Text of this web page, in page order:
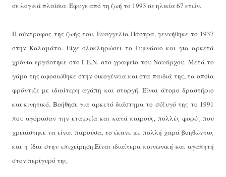
σε λογικά πλαίσια. Έφυγε από τη ζωή το 1993 σε ηλικία 67 ετών.
Η σύντροφος της ζωής του, Ευαγγελία Πάστρα, γεννήθηκε το 1937
στην Καλαμάτα. Είχε ολοκληρώσει το Γυμνάσιο και για αρκετά
χρόνια εργάστηκε στο Γ.Ε.Ν. στο γραφείο του Ναυάρχου. Μετά το
γάμο της αφοσιώθηκε στην οικογένεια και στα παιδιά της, τα οποία
φρόντιζε με ιδιαίτερη αγάπη και στοργή. Είναι άτομο δραστήριο
και κινητικό. Βοήθησε για αρκετό διάστημα το σύζυγό της το 1991
που αγόρασαν την εταιρεία και κατά καιρούς, πολλές φορές που
χρειάστηκε να είναι παρούσα, το έκανε με πολλή χαρά βοηθώντας
και η ίδια στην επιχείρηση.Είναι ιδιαίτερα κοινωνική και αγαπητή
στον περίγυρό της.